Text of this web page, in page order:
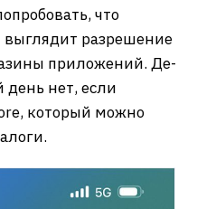
что
выглядит разрешение
приложений. Де-
нет, если
который можно